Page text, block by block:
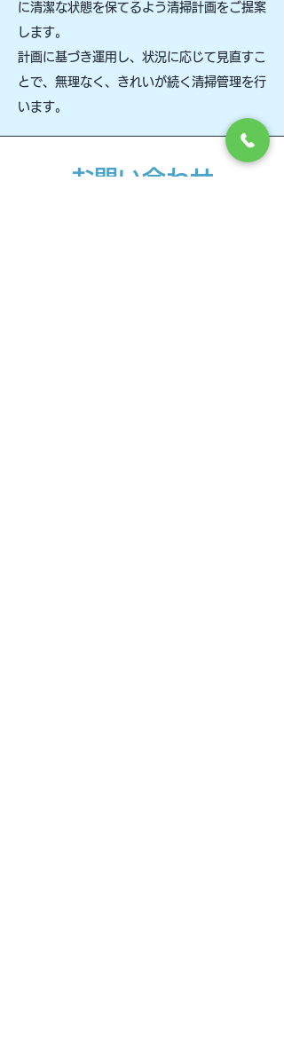
に清潔な状態を保てるよう清掃計画をご提案
します。
計画に基づき運用し、状況に応じて見直すこ
とで、無理なく、きれいが続く清掃管理を行
います。
お問い合わせ